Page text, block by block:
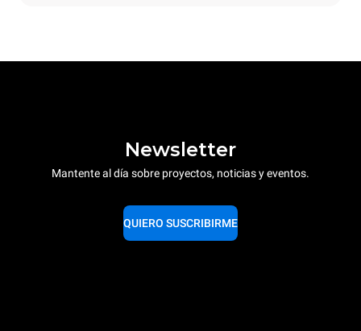
Newsletter
Mantente al día sobre proyectos, noticias y eventos.
QUIERO SUSCRIBIRME